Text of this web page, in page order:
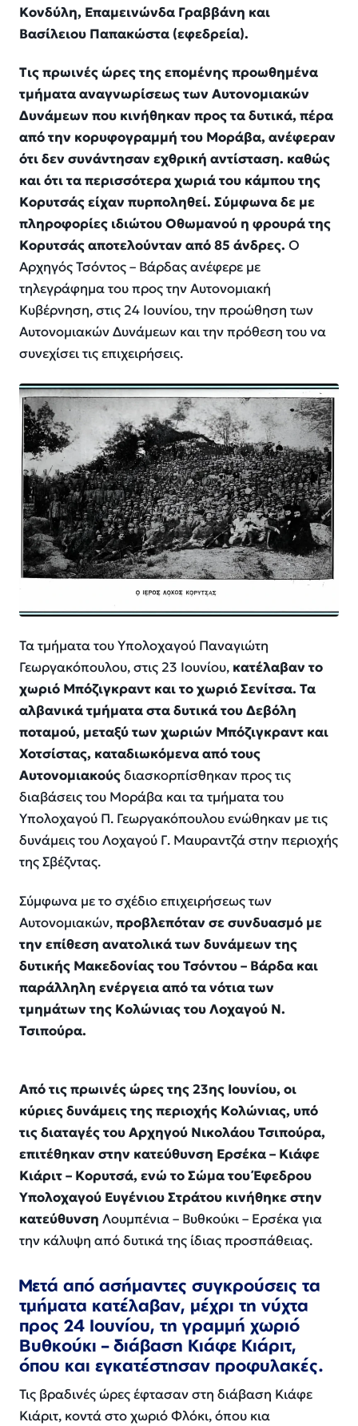
Κονδύλη, Επαμεινώνδα Γραββάνη και
Βασίλειου Παπακώστα (εφεδρεία).
Τις πρωινές ώρες της επομένης προωθημένα
τμήματα αναγνωρίσεως των Αυτονομιακών
Δυνάμεων που κινήθηκαν προς τα δυτικά, πέρα
από την κορυφογραμμή του Μοράβα, ανέφεραν
ότι δεν συνάντησαν εχθρική αντίσταση. καθώς
και ότι τα περισσότερα χωριά του κάμπου της
Κορυτσάς είχαν πυρποληθεί. Σύμφωνα δε με
πληροφορίες ιδιώτου Οθωμανού η φρουρά της
Κορυτσάς αποτελούνταν από 85 άνδρες. Ο
Αρχηγός Τσόντος – Βάρδας ανέφερε με
τηλεγράφημα του προς την Αυτονομιακή
Κυβέρνηση, στις 24 Ιουνίου, την προώθηση των
Αυτονομιακών Δυνάμεων και την πρόθεση του να
συνεχίσει τις επιχειρήσεις.
Τα τμήματα του Υπολοχαγού Παναγιώτη
Γεωργακόπουλου, στις 23 Ιουνίου, κατέλαβαν το
χωριό Μπόζιγκραντ και το χωριό Σενίτσα. Τα
αλβανικά τμήματα στα δυτικά του Δεβόλη
ποταμού, μεταξύ των χωριών Μπόζιγκραντ και
Χοτσίστας, καταδιωκόμενα από τους
Αυτονομιακούςδιασκορπίσθηκαν προς τις
διαβάσεις του Μοράβα και τα τμήματα του
Υπολοχαγού Π. Γεωργακόπουλου ενώθηκαν με τις
δυνάμεις του Λοχαγού Γ. Μαυραντζά στην περιοχής
της Σβέζντας.
Σύμφωνα με το σχέδιο επιχειρήσεως των
Αυτονομιακών,προβλεπόταν σε συνδυασμό με
την επίθεση ανατολικά των δυνάμεων της
δυτικής Μακεδονίας του Τσόντου – Βάρδα και
παράλληλη ενέργεια από τα νότια των
τμημάτων της Κολώνιας του Λοχαγού Ν.
Τσιπούρα.
Από τις πρωινές ώρες της 23ης Ιουνίου, οι
κύριες δυνάμεις της περιοχής Κολώνιας, υπό
τις διαταγές του Αρχηγού Νικολάου Τσιπούρα,
επιτέθηκαν στην κατεύθυνση Ερσέκα – Κιάφε
Κιάριτ – Κορυτσά, ενώ το Σώμα του Έφεδρου
Υπολοχαγού Ευγένιου Στράτου κινήθηκε στην
κατεύθυνση Λουμπένια – Βυθκούκι – Ερσέκα για
την κάλυψη από δυτικά της ίδιας προσπάθειας.
Μετά από ασήμαντες συγκρούσεις τα
τμήματα κατέλαβαν, μέχρι τη νύχτα
προς 24 Ιουνίου, τη γραμμή χωριό
Βυθκούκι – διάβαση Κιάφε Κιάριτ,
όπου και εγκατέστησαν προφυλακές.
Τις βραδινές ώρες έφτασαν στη διάβαση Κιάφε
Κιάριτ, κοντά στο χωριό Φλόκι, όπου κια